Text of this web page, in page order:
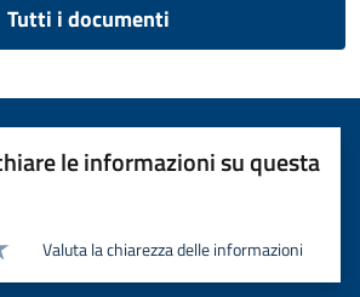
Tutti i documenti
le informazioni su questa
Valuta la chiarezza delle informazioni
5 stelle su 5
4 stelle su 5
su 5
su 5